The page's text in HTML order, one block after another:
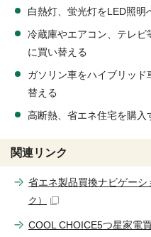
白熱灯、蛍光灯をLED照明
冷蔵庫やエアコン、テレビ
に買い替える
ガソリン車をハイブリッ
替える
高断熱、省エネ住宅を購入
関連リンク
省エネ製品買換ナビゲーシ
ク）
COOL CHOICE5つ星家電